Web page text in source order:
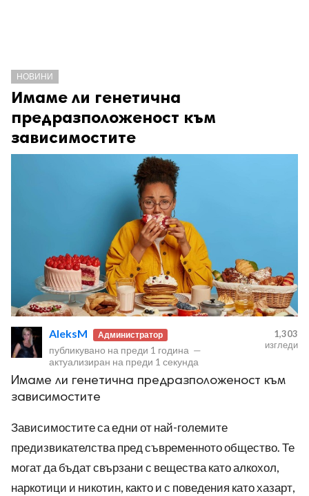
НОВИНИ
Имаме ли генетична
предразположеност към
зависимостите
AleksM Администратор
публикувано на преди 1 година —
актуализиран на преди 1 секунда
1,303
изгледи
Имаме ли генетична предразположеност към
зависимостите
Зависимостите са едни от най-големите
предизвикателства пред съвременното общество. Те
могат да бъдат свързани с вещества като алкохол,
наркотици и никотин, както и с поведения като хазарт,